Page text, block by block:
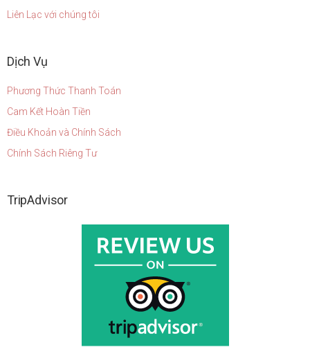
Liên Lạc với chúng tôi
Dịch Vụ
Phương Thức Thanh Toán
Cam Kết Hoàn Tiền
Điều Khoản và Chính Sách
Chính Sách Riêng Tư
TripAdvisor